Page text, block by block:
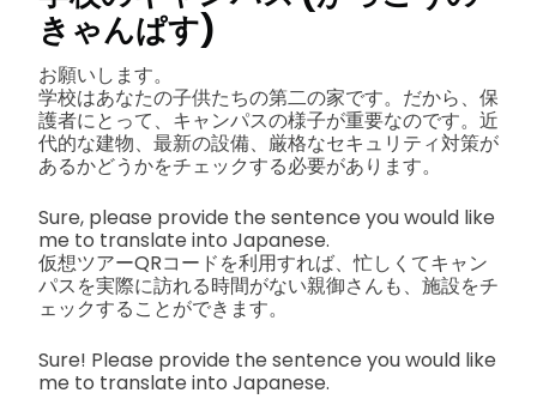
きゃんぱす)
お願いします。
学校はあなたの子供たちの第二の家です。だから、保
護者にとって、キャンパスの様子が重要なのです。近
代的な建物、最新の設備、厳格なセキュリティ対策が
あるかどうかをチェックする必要があります。
Sure, please provide the sentence you would like
me to translate into Japanese.
仮想ツアーQRコードを利用すれば、忙しくてキャン
パスを実際に訪れる時間がない親御さんも、施設をチ
ェックすることができます。
Sure! Please provide the sentence you would like
me to translate into Japanese.